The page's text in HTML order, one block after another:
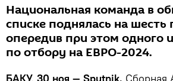
Национальная команда в
списке поднялась на шесть
опередив при этом одного
по отбору на ЕВРО-2024.
БАКУ, 30 ноя — Sputnik. Сборная